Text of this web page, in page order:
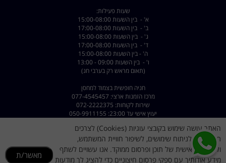
שעות פעילות:
א' - בין השעות 15:00-08:00
ב' - בין השעות 17:00-08:00
ג' - בין השעות 15:00-08:00
ד' - בין השעות 17:00-08:00
ה' - בין השעות 15:00-08:00
ו' - בין השעות 09:00 - 13:00
(תאום מראש רק בערבי חג)
חניה חופשית בצמוד למחסן
מרכז הזמנות ארצי: 077-4545457
שירות לקוחות: 072-2222375
יעוץ אישי עד 23:00: 050-9911155
כתובת: רחוב השילוח 8 פתח תקווה - קרית מטלון
דוא"ל :dorsport@walla.com
מייל שירות לקוחותdorsportsr@gmail.com
האתר עושה שימוש בקובצי עוגיות (Cookies) לצרכים
תפעוליים, לניתוח שימושים, לשיפור חוויית המשתמש,
ולהתאמה אישית של תוכן ופרסום ממוקד. אנו עשויים לשתף
מידע אודותיך עם ספקי פרסום חיצוניים כדי להציג לך מודעות
מאשר/ת